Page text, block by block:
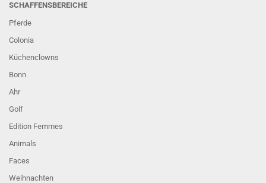
SCHAFFENSBEREICHE
Pferde
Colonia
Küchenclowns
Bonn
Ahr
Golf
Edition Femmes
Animals
Faces
Weihnachten